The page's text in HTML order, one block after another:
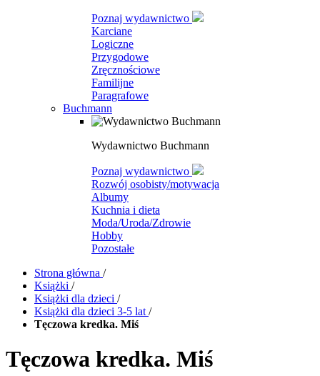
Poznaj wydawnictwo
Karciane
Logiczne
Przygodowe
Zręcznościowe
Familijne
Paragrafowe
Buchmann
Wydawnictwo Buchmann
Poznaj wydawnictwo
Rozwój osobisty/motywacja
Albumy
Kuchnia i dieta
Moda/Uroda/Zdrowie
Hobby
Pozostałe
Strona główna /
Książki /
Książki dla dzieci /
Książki dla dzieci 3-5 lat /
Tęczowa kredka. Miś
Tęczowa kredka. Miś